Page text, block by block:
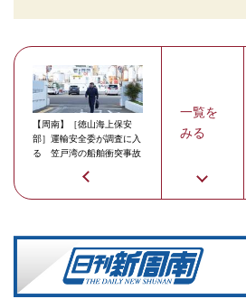
【周南】［徳山海上保安
部］運輸安全委が調査に入
る 笠戸湾の船舶衝突事故
一覧を
みる